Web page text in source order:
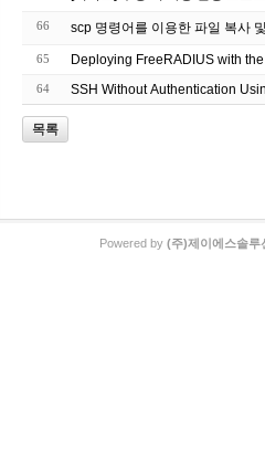
66 scp 명령어를 이용한 파일 복사
65 Deploying FreeRADIUS with
64 SSH Without Authentication
목록
Powered by (주)제이에스솔루